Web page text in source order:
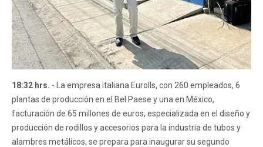
18:32 hrs. - La empresa italiana Eurolls, con 260 empleados, 6
plantas de producción en el Bel Paese y una en México,
facturación de 65 millones de euros, especializada en el diseño y
producción de rodillos y accesorios para la industria de tubos y
alambres metálicos, se prepara para inaugurar su segundo